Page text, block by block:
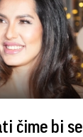
čime bi se